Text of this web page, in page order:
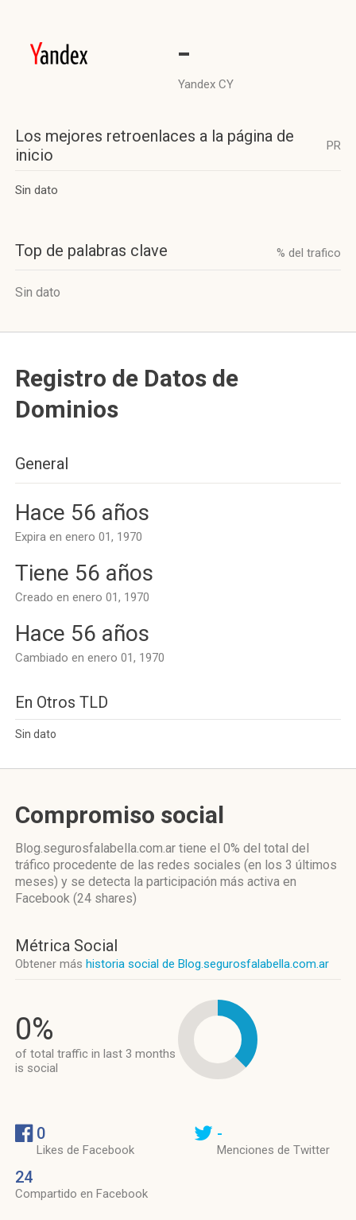
-
Yandex CY
Los mejores retroenlaces a la página de
inicio
PR
Sin dato
Top de palabras clave % del trafico
Sin dato
Registro de Datos de
Dominios
General
Hace 56 años
Expira en enero 01, 1970
Tiene 56 años
Creado en enero 01, 1970
Hace 56 años
Cambiado en enero 01, 1970
En Otros TLD
Sin dato
Compromiso social
Blog.segurosfalabella.com.ar tiene el 0% del total del
tráfico procedente de las redes sociales (en los 3 últimos
meses) y se detecta la participación más activa en
Facebook (24 shares)
Métrica Social
Obtener más historia social de Blog.segurosfalabella.com.ar
0%
of total traffic in last 3 months
is social
0
Likes de Facebook
24
Compartido en Facebook
-
Menciones de Twitter